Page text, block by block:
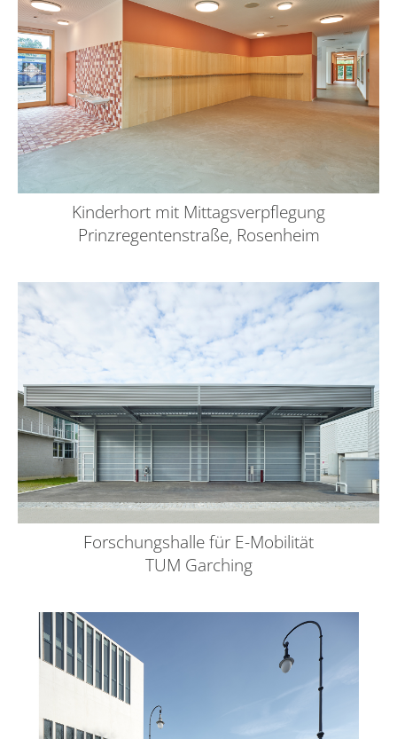
Kinderhort mit Mittagsverpflegung
Prinzregentenstraße, Rosenheim
Forschungshalle für E-Mobilität
TUM Garching